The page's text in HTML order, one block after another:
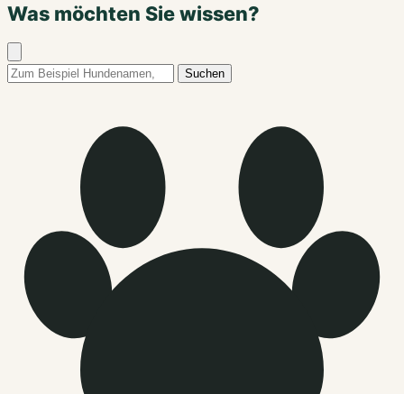
Was möchten Sie wissen?
schließen
Suchbegriff: Suchen